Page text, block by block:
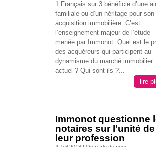
1 Français sur 3 bénéficie d’une
familiale ou d’un héritage pour son
acquisition immobilière. C’est
l’enseignement majeur de l’étude
menée par Immonot. Quel est le
des acquéreurs qui participent au
dynamisme du marché immobilier
actuel ? Qui sont-ils ?...
lire
Immonot questionne
notaires sur l’unité de
leur profession